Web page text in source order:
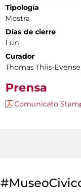
Tipología
Mostra
Días de cierre
Lun
Curador
Thomas Thiis-
Prensa
Comunicato